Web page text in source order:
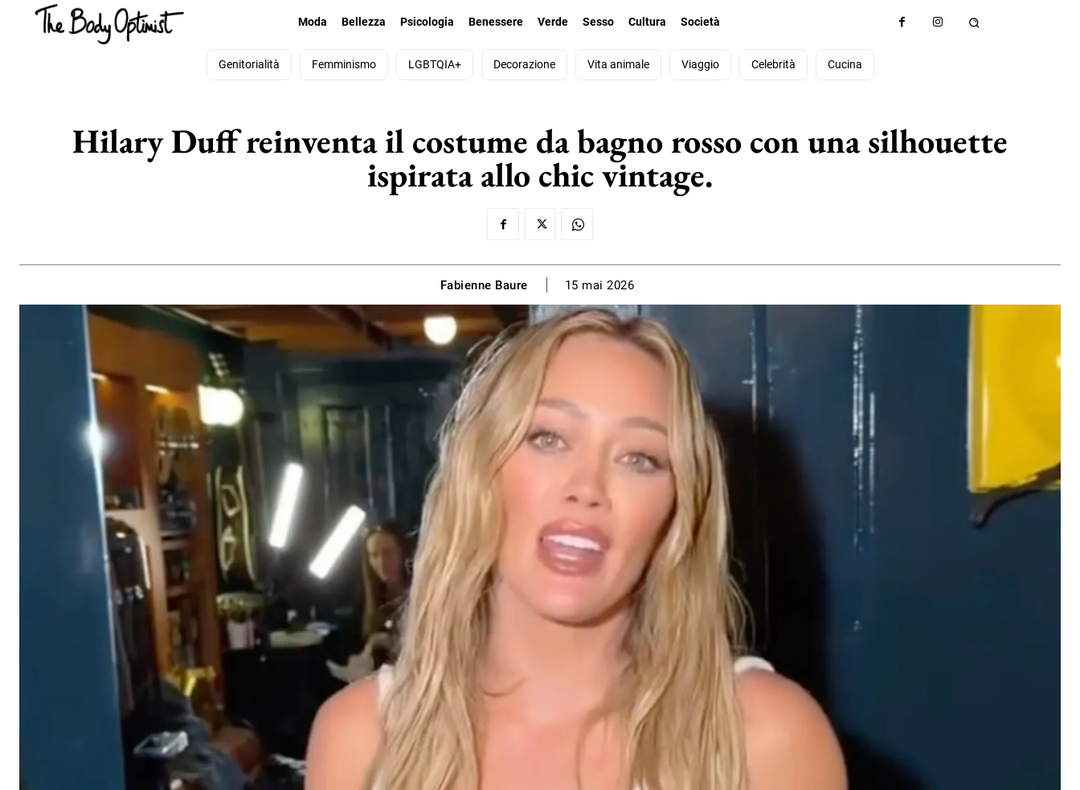
Moda Bellezza Psicologia Benessere Verde Sesso Cultura Società
Genitorialità Femminismo LGBTQIA+ Decorazione Vita animale Viaggio Celebrità Cucina
Hilary Duff reinventa il costume da bagno rosso con una silhouette
ispirata allo chic vintage.
Fabienne Baure 15 mai 2026